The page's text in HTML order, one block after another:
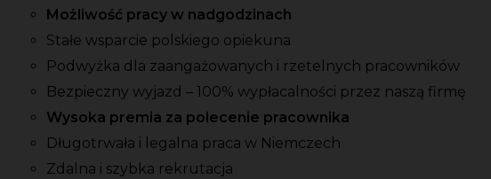
Możliwość pracy w nadgodzinach
Stałe wsparcie polskiego opiekuna
Podwyżka dla zaangażowanych i rzetelnych pracowników
Bezpieczny wyjazd – 100% wypłacalności przez naszą firmę
Wysoka premia za polecenie pracownika
Długotrwała i legalna praca w Niemczech
Zdalna i szybka rekrutacja